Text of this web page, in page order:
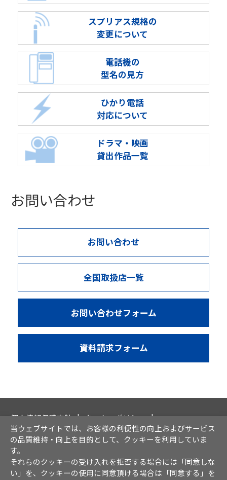
スプリアス規格の
変更について
電話機の
型名の見方
ひかり電話
対応について
ドラマ・映画
貸出作品一覧
お問い合わせ
お問い合わせ
全国取扱店一覧
お問い合わせフォーム
資料請求フォーム
個人情報保護方針
クッキーポリシー
情報セキュリティ方針
ソーシャルメディア運用方針
サイト利用について
当ウェブサイトでは、お客様の利便性の向上およびサービス
の品質維持・向上を目的として、クッキーを利用していま
す。
それらのクッキーの受け入れを拒否する場合には「同意しな
い」を、クッキーの使用に同意頂ける場合は「同意する」を